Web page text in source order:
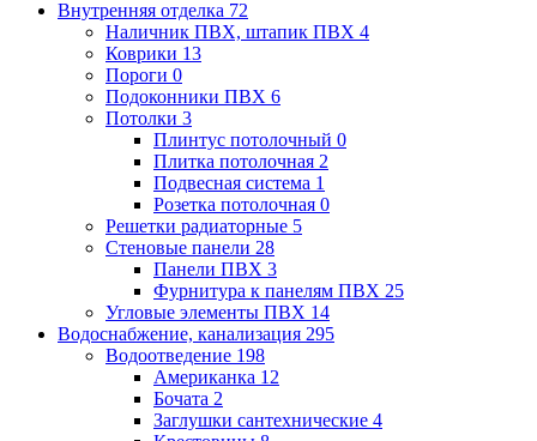
Внутренняя отделка 72
Наличник ПВХ, штапик ПВХ 4
Коврики 13
Пороги 0
Подоконники ПВХ 6
Потолки 3
Плинтус потолочный 0
Плитка потолочная 2
Подвесная система 1
Розетка потолочная 0
Решетки радиаторные 5
Стеновые панели 28
Панели ПВХ 3
Фурнитура к панелям ПВХ 25
Угловые элементы ПВХ 14
Водоснабжение, канализация 295
Водоотведение 198
Американка 12
Бочата 2
Заглушки сантехнические 4